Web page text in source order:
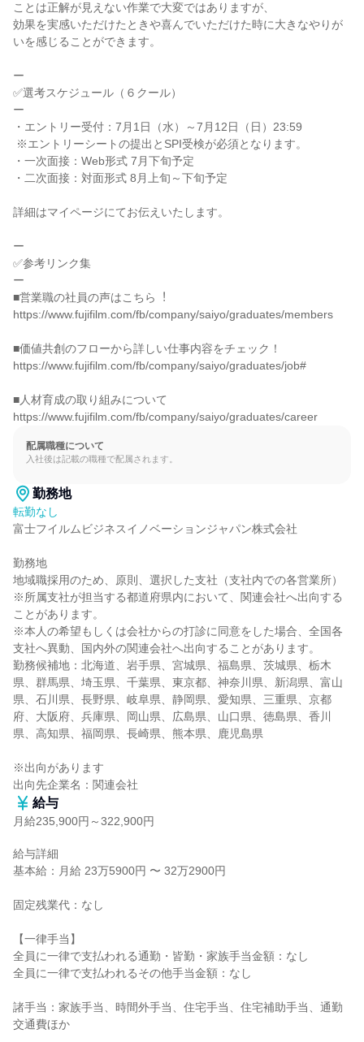
ことは正解が見えない作業で大変ではありますが、
効果を実感いただけたときや喜んでいただけた時に大きなやりが
いを感じることができます。
ー
✅選考スケジュール（６クール）
ー
・エントリー受付：7月1日（水）～7月12日（日）23:59
・一次面接：Web形式 7月下旬予定
・二次面接：対面形式 8月上旬～下旬予定
詳細はマイページにてお伝えいたします。
ー
✅参考リンク集
ー
■営業職の社員の声はこちら︕
https://www.fujifilm.com/fb/company/saiyo/graduates/members
■価値共創のフローから詳しい仕事内容をチェック！
https://www.fujifilm.com/fb/company/saiyo/graduates/job#
■人材育成の取り組みについて
https://www.fujifilm.com/fb/company/saiyo/graduates/career
配属職種について
入社後は記載の職種で配属されます。
勤務地
転勤なし
富士フイルムビジネスイノベーションジャパン株式会社
勤務地
地域職採用のため、原則、選択した支社（支社内での各営業所）
※所属支社が担当する都道府県内において、関連会社へ出向する
ことがあります。
※本人の希望もしくは会社からの打診に同意をした場合、全国各
支社へ異動、国内外の関連会社へ出向することがあります。
勤務候補地：北海道、岩手県、宮城県、福島県、茨城県、栃木
県、群馬県、埼玉県、千葉県、東京都、神奈川県、新潟県、富山
県、石川県、長野県、岐阜県、静岡県、愛知県、三重県、京都
府、大阪府、兵庫県、岡山県、広島県、山口県、徳島県、香川
県、高知県、福岡県、長崎県、熊本県、鹿児島県
※出向があります
出向先企業名：関連会社
給与
月給235,900円～322,900円
給与詳細
基本給：月給 23万5900円 〜 32万2900円
固定残業代：なし
【一律手当】
全員に一律で支払われる通勤・皆勤・家族手当金額：なし
全員に一律で支払われるその他手当金額：なし
諸手当：家族手当、時間外手当、住宅手当、住宅補助手当、通勤
交通費ほか